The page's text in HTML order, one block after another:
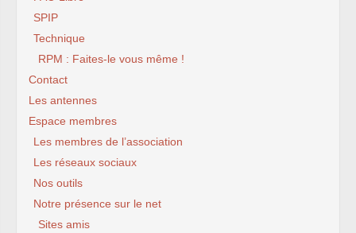
SPIP
Technique
RPM : Faites-le vous même !
Contact
Les antennes
Espace membres
Les membres de l’association
Les réseaux sociaux
Nos outils
Notre présence sur le net
Sites amis